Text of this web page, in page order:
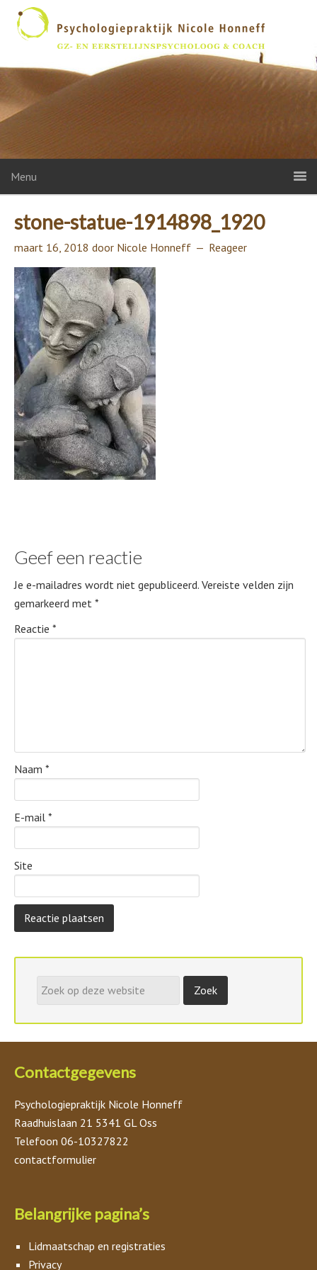
Menu
stone-statue-1914898_1920
maart 16, 2018 door Nicole Honneff Reageer
Geef een reactie
Je e-mailadres wordt niet gepubliceerd. Vereiste velden zijn
gemarkeerd met *
Reactie *
Naam *
E-mail *
Site
Contactgegevens
Psychologiepraktijk Nicole Honneff
Raadhuislaan 21 5341 GL Oss
Telefoon 06-10327822
contactformulier
Belangrijke pagina’s
Lidmaatschap en registraties
Privacy